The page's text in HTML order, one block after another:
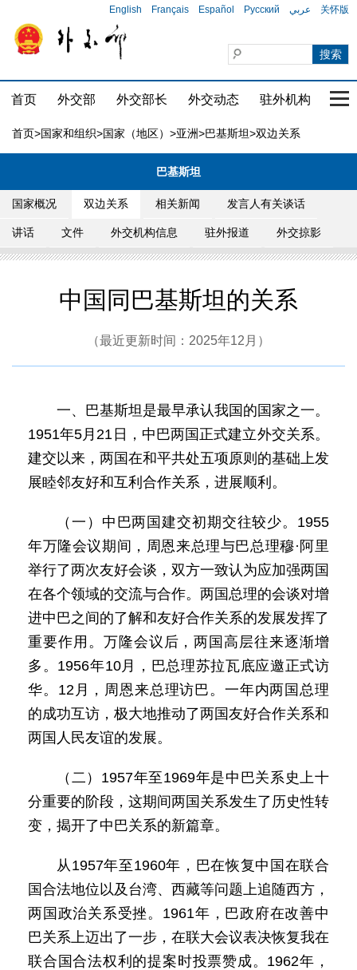
English Français Español Русский عربي 关怀版
首页 外交部 外交部长 外交动态 驻外机构 国
首页>国家和组织>国家（地区） >亚洲>巴基斯坦>双边关系
巴基斯坦
国家概况 双边关系 相关新闻 发言人有关谈话
讲话 文件 外交机构信息 驻外报道 外交掠影
中国同巴基斯坦的关系
（最近更新时间：2025年12月）
一、巴基斯坦是最早承认我国的国家之一。
1951年5月21日，中巴两国正式建立外交关系。
建交以来，两国在和平共处五项原则的基础上发
展睦邻友好和互利合作关系，进展顺利。
（一）中巴两国建交初期交往较少。1955
年万隆会议期间，周恩来总理与巴总理穆·阿里
举行了两次友好会谈，双方一致认为应加强两国
在各个领域的交流与合作。两国总理的会谈对增
进中巴之间的了解和友好合作关系的发展发挥了
重要作用。万隆会议后，两国高层往来逐渐增
多。1956年10月，巴总理苏拉瓦底应邀正式访
华。12月，周恩来总理访巴。一年内两国总理
的成功互访，极大地推动了两国友好合作关系和
两国人民友谊的发展。
（二）1957年至1969年是中巴关系史上十
分重要的阶段，这期间两国关系发生了历史性转
变，揭开了中巴关系的新篇章。
从1957年至1960年，巴在恢复中国在联合
国合法地位以及台湾、西藏等问题上追随西方，
两国政治关系受挫。1961年，巴政府在改善中
巴关系上迈出了一步，在联大会议表决恢复我在
联合国合法权利的提案时投票赞成。1962年，